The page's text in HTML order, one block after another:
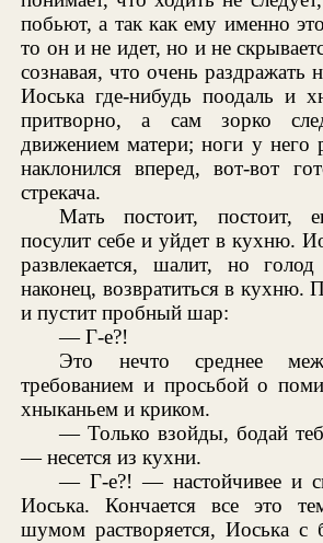
побьют, а так как ему именно
то он и не идет, но и не
сознавая, что очень раздражать
Иоська где-нибудь поодаль и
притворно, а сам зорко
движением матери; ноги у него
наклонился вперед, вот-вот
стрекача.
Мать постоит, постоит,
посулит себе и уйдет в кухню.
развлекается, шалит, но голод
наконец, возвратиться в кухню.
и пустит пробный шар:
— Г-е?!
Это нечто среднее
требованием и просьбой о
хныканьем и криком.
— Только взойды, бодай
— несется из кухни.
— Г-е?! — настойчивее и
Иоська. Кончается все это
шумом растворяется, Иоська с